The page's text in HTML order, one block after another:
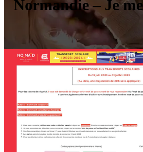
Normandie – Je